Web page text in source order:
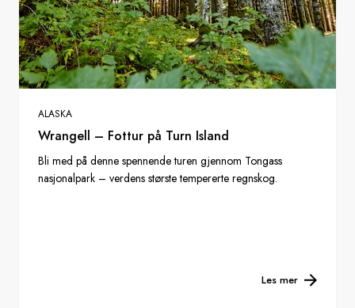
ALASKA
Wrangell – Fottur på Turn Island
Bli med på denne spennende turen gjennom Tongass
nasjonalpark – verdens største tempererte regnskog.
Les mer